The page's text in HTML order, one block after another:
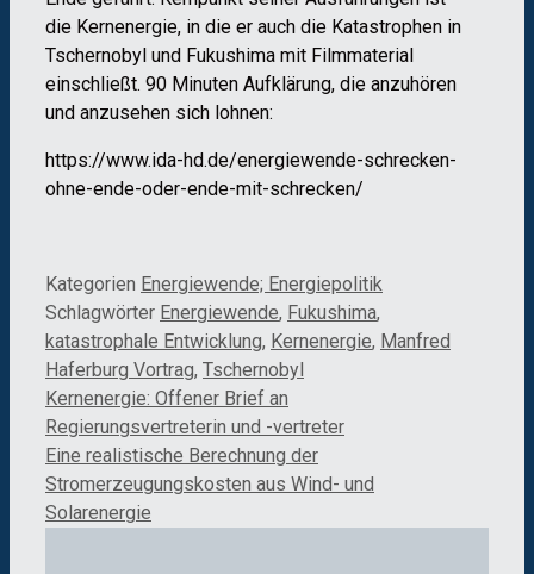
die Kernenergie, in die er auch die Katastrophen in
Tschernobyl und Fukushima mit Filmmaterial
einschließt. 90 Minuten Aufklärung, die anzuhören
und anzusehen sich lohnen:
https://www.ida-hd.de/energiewende-schrecken-
ohne-ende-oder-ende-mit-schrecken/
Kategorien Energiewende; Energiepolitik
Schlagwörter Energiewende, Fukushima,
katastrophale Entwicklung, Kernenergie, Manfred
Haferburg Vortrag, Tschernobyl
Kernenergie: Offener Brief an
Regierungsvertreterin und -vertreter
Eine realistische Berechnung der
Stromerzeugungskosten aus Wind- und
Solarenergie